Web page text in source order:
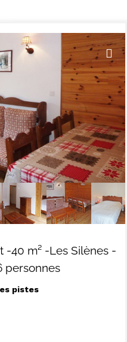
-40 m² -Les Silènes -
personnes
pistes